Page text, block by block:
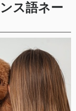
ス語ネー